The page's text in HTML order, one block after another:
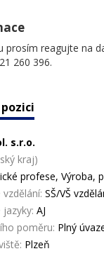
prosím reagujte na
260 396.
s.r.o.
kraj)
profese, Výroba,
SŠ/VŠ
jazyky: AJ
poměru: Plný
Plzeň